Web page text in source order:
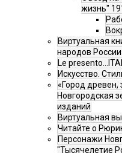
жизнь"
Виртуальная
народов
Le
Искусство.
«Город древен,
Новгородская
изданий
Виртуальная
Читайте о
Персонажи
"Тысячелетие